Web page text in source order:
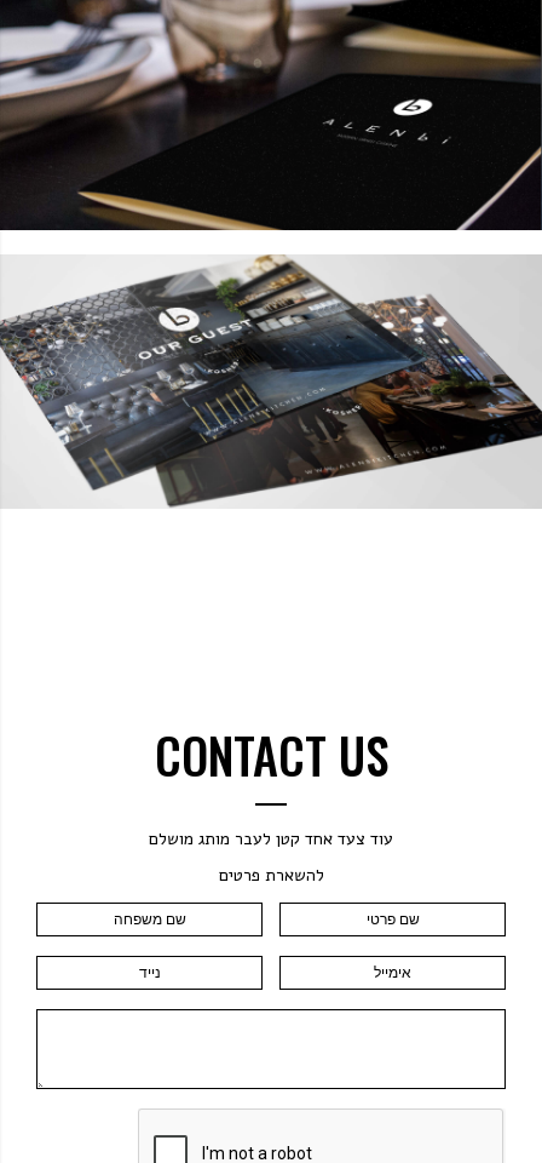
CONTACT US
עוד צעד אחד קטן לעבר מותג מושלם
להשארת פרטים